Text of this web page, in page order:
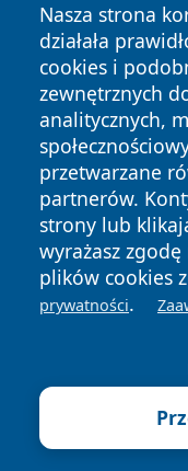
Nasza strona
działała
cookies i
zewnętrznych
analitycznych,
przetwarzane
partnerów.
strony lub
wyrażasz
plików cookies
prywatności.
Copyright © 2026
zastrzeżone.